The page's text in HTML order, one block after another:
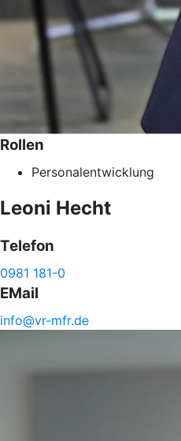
Rollen
Personalentwicklung
Leoni Hecht
Telefon
0981 181-0
EMail
info@vr-mfr.de